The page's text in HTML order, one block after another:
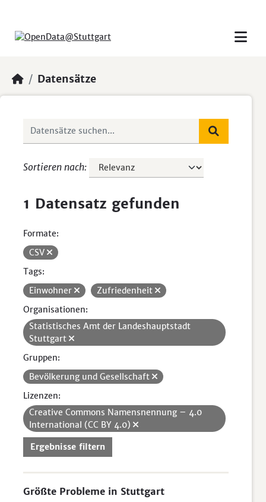
Datensätze
Sortieren nach
1 Datensatz gefunden
Formate:
CSV
Tags:
Einwohner
Zufriedenheit
Organisationen:
Statistisches Amt der Landeshauptstadt
Stuttgart
Gruppen:
Bevölkerung und Gesellschaft
Lizenzen:
Creative Commons Namensnennung – 4.0
International (CC BY 4.0)
Ergebnisse filtern
Größte Probleme in Stuttgart